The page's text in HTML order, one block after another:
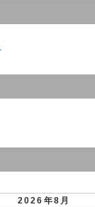
2026年8月